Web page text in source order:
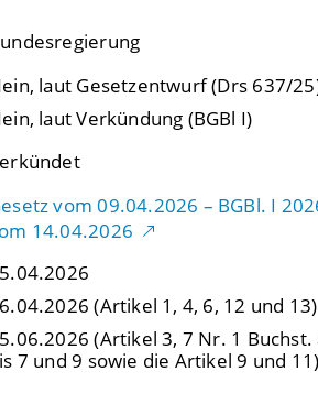
laut Gesetzentwurf (Drs 637/
laut Verkündung (BGBl I)
vom 09.04.2026 – BGBl. I
14.04.2026
(Artikel 1, 4, 6, 12 und 13)
(Artikel 3, 7 Nr. 1 Buchst.
7 und 9 sowie die Artikel 9 und 11)